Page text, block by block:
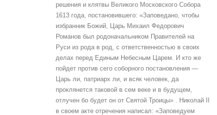
решения и клятвы Великого Московского Собора
1613 года, постановившего: «Заповедано, чтобы
избранник Божий, Царь Михаил Федорович
Романов был родоначальником Правителей на
Руси из рода в род, с ответственностью в своих
делах перед Единым Небесным Царем. И кто же
пойдет против сего соборного постановления —
Царь ли, патриарх ли, и всяк человек, да
проклянется таковой в сем веке и в будущем,
отлучен бо будет он от Святой Троицы» . Николай II
в своем акте отречения написал: «Заповедуем